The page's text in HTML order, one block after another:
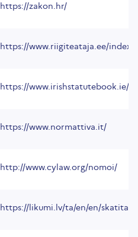
https://zakon.hr/
https://www.riigiteataja.ee/
https://www.irishstatutebook.ie/
https://www.normattiva.it/
http://www.cylaw.org/nomoi/
https://likumi.lv/ta/en/en/